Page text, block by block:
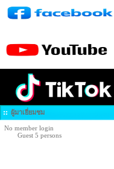
ผู้มาเยี่ยมชม
No member login
Guest 5 persons